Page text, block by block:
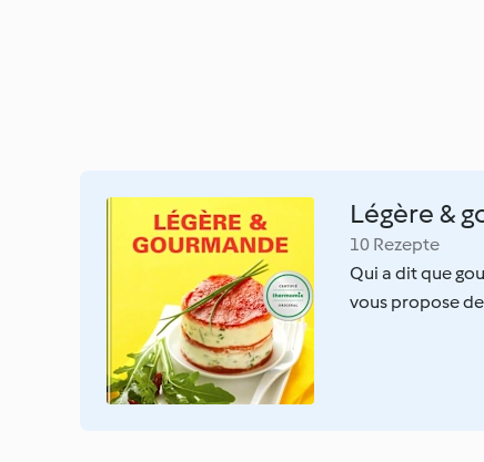
Légère &
10 Rezepte
Qui a dit que
vous propose